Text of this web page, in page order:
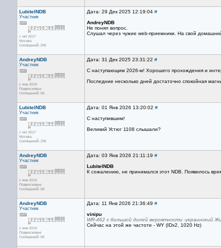
LubitelNDB
Участник
с окт 2017
Москва
Сообщений: 295
Дата: 29 Дек 2025 12:19:04 #
AndreyNDB
Не понял вопрос.
Слушал через чужие web-приемники. На свой
AndreyNDB
Участник
с янв 2019
Подмосковье
Сообщений: 58
Дата: 31 Дек 2025 23:31:22 #
С наступающим 2026-м! Хорошего прохождения и
Последние несколько дней достаточно спокойная
LubitelNDB
Участник
с окт 2017
Москва
Сообщений: 295
Дата: 01 Янв 2026 13:20:02 #
С наступившим!
Великий Устюг 1108 слышали?
AndreyNDB
Участник
с янв 2019
Подмосковье
Сообщений: 58
Дата: 03 Янв 2026 21:11:19 #
LubitelNDB
К сожалению, не принимался этот NDB. Появилось
AndreyNDB
Участник
с янв 2019
Подмосковье
Сообщений: 58
Дата: 11 Янв 2026 21:36:49 #
vinipu
WR-462 с большой долей вероятности -украинский
Сейчас на этой же частоте - WY (IDx2, 1020 Hz)